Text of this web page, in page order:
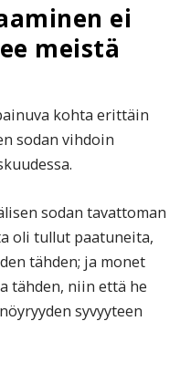
ei
meistä
kohta erittäin
sodan vihdoin
sodan tavattoman
oli tullut paatuneita,
tähden; ja monet
tähden, niin että he
syvyyteen